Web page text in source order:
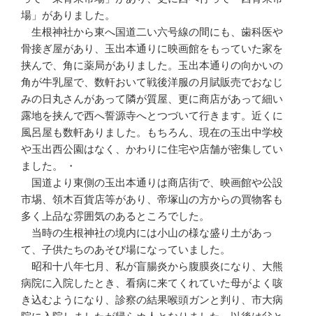
場」がありました。
生根神社から東へ国道二い六号線の間にも、歯科医や
骨接ぎ屋があり、玉出本通りに映画館をもっていた家を
挟んで、角に薬局がありました。玉出本通りの向かいの
角が牛乳屋で、数軒おいて戦後洋服の月賦販売でおなじ
みの日丸さんがあって隣が質屋、更に商店があって細い
露地を挟んで西へ誓源寺へとつづいて行きます。近くに
風呂屋も数軒ありました。もちろん、現在の玉出中学校
や玉出西公園はなく、かわりに住宅や店舗が密集してい
ました。 ・
国道より東側の玉出本通りは商店街で、映画館や公設
市埸、領木百貨店等があり、帝塚山の方からの買物客も
多く上品な雰囲気のあるところでした。
当時の生根神社の境内には小山の様な盛り土があっ
て、子供たちのあそび場になっていました。
昭和十八年七月、私が盲腸炎から腹膜炎になり、大熊
病院に入院したとき、看病に来てくれていた母がよく咳
き込むようになり、診察の結果喉頭ガンと判り、市大病